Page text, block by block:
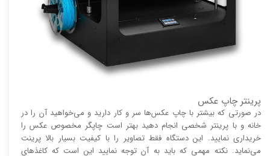
پرینتر چاپ عکس
در صورتی که بیشتر با چاپ عکس‌ها سر و کار دارید و می‌خواهید آن را در
خانه و با پرینتر شخصی انجام دهید بهتر است چاپگر مخصوص عکس را
خریداری نمایید. این دستگاه فقط تصاویر را با کیفیت بسیار بالا پرینت
می‌نماید. نکته مهمی که باید به آن توجه نمایید این است که کاغذ‌های